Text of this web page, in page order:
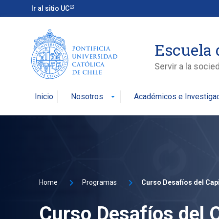
Ir al sitio UC
Servir a la
Inicio Nosotros arrow_drop_down Académicos e
Home Programas
Curso Desafíos del